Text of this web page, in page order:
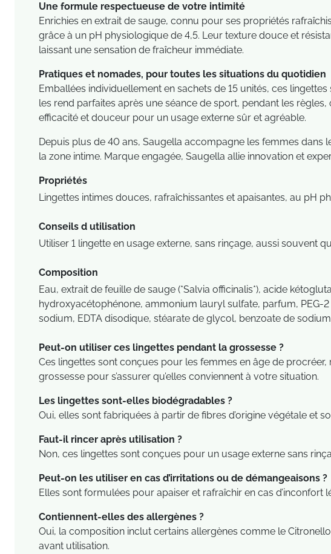
Une formule respectueuse de votre intimité
Enrichies en extrait de sauge, connu pour ses propriétés
grâce à un pH physiologique de 4,5. Leur texture douce et
laissant une sensation de fraîcheur immédiate.
Pratiques et nomades, pour toutes les situations du quotidien
Emballées individuellement en sachets de 15 unités, ces
les rend parfaites après une séance de sport, pendant les
efficacité et douceur pour un usage externe sûr et agréable.
Depuis plus de 40 ans, Saugella accompagne les femmes
la zone intime. Marque engagée, Saugella allie innovation et
Propriétés
Lingettes intimes douces, rafraîchissantes et apaisantes, au pH
Conseils d utilisation
Utiliser 1 lingette en usage externe, sans rinçage, aussi souvent
Composition
Eau, extrait de feuille de sauge (*Salvia officinalis*), acide
hydroxyacétophénone, ammonium lauryl sulfate, parfum,
sodium, EDTA disodique, stéarate de glycol, benzoate de
Peut-on utiliser ces lingettes pendant la grossesse ?
Ces lingettes sont conçues pour les femmes en âge de
grossesse pour s’assurer qu’elles conviennent à votre situation.
Les lingettes sont-elles biodégradables ?
Oui, elles sont fabriquées à partir de fibres d’origine végétale et
Faut-il rincer après utilisation ?
Non, ces lingettes sont conçues pour un usage externe sans
Peut-on les utiliser en cas d’irritations ou de démangeaisons ?
Elles sont formulées pour apaiser et rafraîchir en cas d’inconfort
Contiennent-elles des allergènes ?
Oui, la composition inclut certains allergènes comme le
avant utilisation.